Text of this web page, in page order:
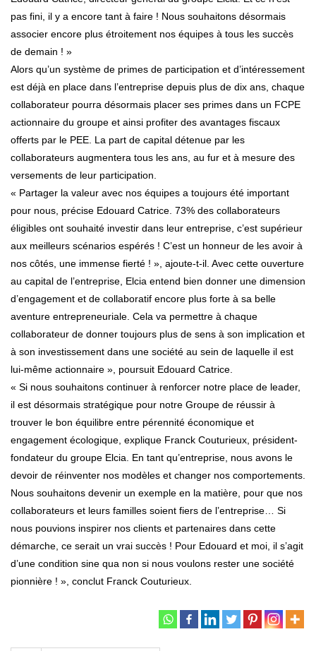
pas fini, il y a encore tant à faire ! Nous souhaitons désormais
associer encore plus étroitement nos équipes à tous les succès
de demain ! »
Alors qu’un système de primes de participation et d’intéressement
est déjà en place dans l’entreprise depuis plus de dix ans, chaque
collaborateur pourra désormais placer ses primes dans un FCPE
actionnaire du groupe et ainsi profiter des avantages fiscaux
offerts par le PEE. La part de capital détenue par les
collaborateurs augmentera tous les ans, au fur et à mesure des
versements de leur participation.
« Partager la valeur avec nos équipes a toujours été important
pour nous, précise Edouard Catrice. 73% des collaborateurs
éligibles ont souhaité investir dans leur entreprise, c’est supérieur
aux meilleurs scénarios espérés ! C’est un honneur de les avoir à
nos côtés, une immense fierté ! », ajoute-t-il. Avec cette ouverture
au capital de l’entreprise, Elcia entend bien donner une dimension
d’engagement et de collaboratif encore plus forte à sa belle
aventure entrepreneuriale. Cela va permettre à chaque
collaborateur de donner toujours plus de sens à son implication et
à son investissement dans une société au sein de laquelle il est
lui-même actionnaire », poursuit Edouard Catrice.
« Si nous souhaitons continuer à renforcer notre place de leader,
il est désormais stratégique pour notre Groupe de réussir à
trouver le bon équilibre entre pérennité économique et
engagement écologique, explique Franck Couturieux, président-
fondateur du groupe Elcia. En tant qu’entreprise, nous avons le
devoir de réinventer nos modèles et changer nos comportements.
Nous souhaitons devenir un exemple en la matière, pour que nos
collaborateurs et leurs familles soient fiers de l’entreprise… Si
nous pouvions inspirer nos clients et partenaires dans cette
démarche, ce serait un vrai succès ! Pour Edouard et moi, il s’agit
d’une condition sine qua non si nous voulons rester une société
pionnière ! », conclut Franck Couturieux.